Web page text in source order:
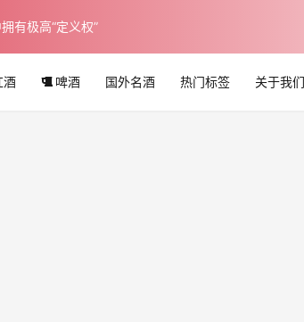
有极高“定义权”
酒 啤酒 国外名酒 热门标签 关于我们